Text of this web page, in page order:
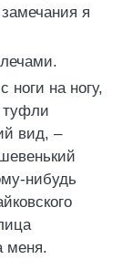
я
ноги на ногу,
туфли
вид, –
нибудь
меня.